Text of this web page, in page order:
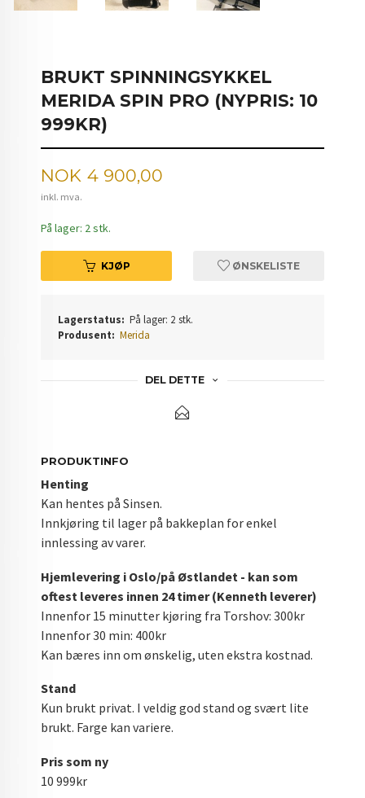
BRUKT SPINNINGSYKKEL
MERIDA SPIN PRO (NYPRIS: 10
999KR)
Pris
NOK 4 900,00
inkl. mva.
På lager: 2 stk.
KJØP ØNSKELISTE
Lagerstatus: På lager: 2 stk.
Produsent: Merida
DEL DETTE
PRODUKTINFO
Henting
Kan hentes på Sinsen.
Innkjøring til lager på bakkeplan for enkel
innlessing av varer.
Hjemlevering i Oslo/på Østlandet - kan som
oftest leveres innen 24 timer (Kenneth leverer)
Innenfor 15 minutter kjøring fra Torshov: 300kr
Innenfor 30 min: 400kr
Kan bæres inn om ønskelig, uten ekstra kostnad.
Stand
Kun brukt privat. I veldig god stand og svært lite
brukt. Farge kan variere.
Pris som ny
10 999kr